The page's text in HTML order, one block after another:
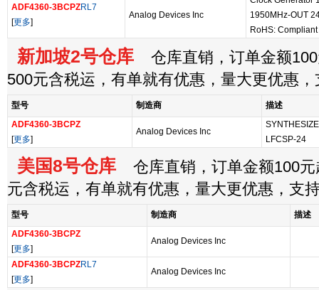
ADF4360-3BCPZRL7
[更多]
Analog Devices Inc
1950MHz-OUT
RoHS: Compliant
新加坡2号仓库 仓库直销，订单金额
500元含税运，有单就有优惠，量大更优惠
型号 制造商
描述
ADF4360-3BCPZ
[更多]
Analog Devices Inc
LFCSP-24
美国8号仓库 仓库直销，订单金额100元
元含税运，有单就有优惠，量大更优惠，支
型号 制造商
描述
ADF4360-3BCPZ
[更多]
Analog Devices Inc
ADF4360-3BCPZRL7
[更多]
Analog Devices Inc